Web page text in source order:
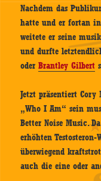
Nachdem das
hatte und er fortan in
weitete er seine
und durfte
oderBrantley Gilbert
Jetzt präsentiert Cory
„Who I Am“ sein
Better Noise Music.
erhöhten
überwiegend
auch die eine oder